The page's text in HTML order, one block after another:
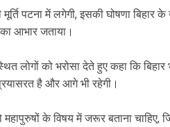
मूर्ति पटना में लगेगी, इसकी घोषणा
आभार जताया।
लोगों को भरोसा देते हुए कहा कि
है और आगे भी रहेगी।
महापुरुषों के विषय में जरूर बताना